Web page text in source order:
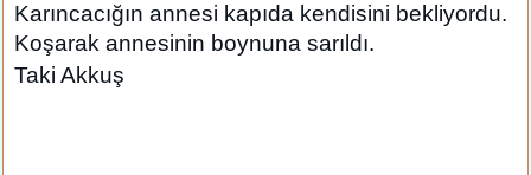
Karıncacığın annesi kapıda kendisini bekliyordu.
Koşarak annesinin boynuna sarıldı.
Taki Akkuş